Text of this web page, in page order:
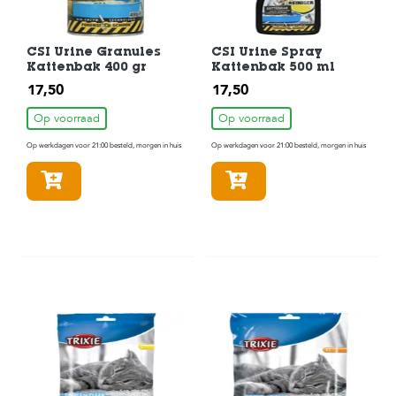
CSI Urine Granules
Kattenbak 400 gr
17,50
Op voorraad
Op werkdagen voor 21:00 besteld, morgen in huis
CSI Urine Spray
Kattenbak 500 ml
17,50
Op voorraad
Op werkdagen voor 21:00 besteld, morgen in huis